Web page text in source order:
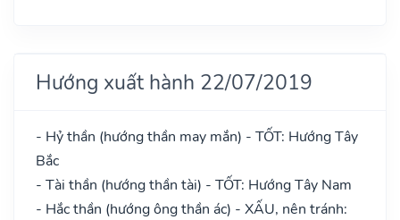
Hướng xuất hành 22/07/2019
- Hỷ thần (hướng thần may mắn) - TỐT: Hướng Tây
Bắc
- Tài thần (hướng thần tài) - TỐT: Hướng Tây Nam
- Hắc thần (hướng ông thần ác) - XẤU, nên tránh: